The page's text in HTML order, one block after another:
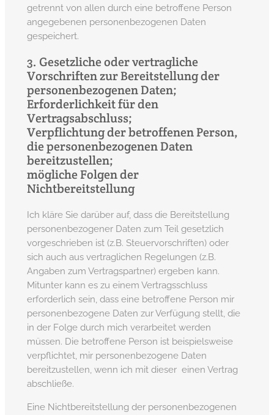
getrennt von allen durch eine betroffene Person
angegebenen personenbezogenen Daten
gespeichert.
3. Gesetzliche oder vertragliche
Vorschriften zur Bereitstellung der
personenbezogenen Daten;
Erforderlichkeit für den
Vertragsabschluss;
Verpflichtung der betroffenen Person,
die personenbezogenen Daten
bereitzustellen;
mögliche Folgen der
Nichtbereitstellung
Ich kläre Sie darüber auf, dass die Bereitstellung
personenbezogener Daten zum Teil gesetzlich
vorgeschrieben ist (z.B. Steuervorschriften) oder
sich auch aus vertraglichen Regelungen (z.B.
Angaben zum Vertragspartner) ergeben kann.
Mitunter kann es zu einem Vertragsschluss
erforderlich sein, dass eine betroffene Person mir
personenbezogene Daten zur Verfügung stellt, die
in der Folge durch mich verarbeitet werden
müssen. Die betroffene Person ist beispielsweise
verpflichtet, mir personenbezogene Daten
bereitzustellen, wenn ich mit dieser einen Vertrag
abschließe.
Eine Nichtbereitstellung der personenbezogenen